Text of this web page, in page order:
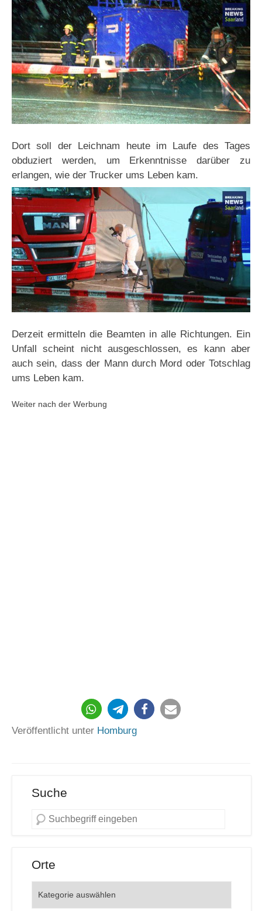
Dort soll der Leichnam heute im Laufe des Tages
obduziert werden, um Erkenntnisse darüber zu
erlangen, wie der Trucker ums Leben kam.
Derzeit ermitteln die Beamten in alle Richtungen. Ein
Unfall scheint nicht ausgeschlossen, es kann aber
auch sein, dass der Mann durch Mord oder Totschlag
ums Leben kam.
Weiter nach der Werbung
Veröffentlicht unter Homburg
Suche
Orte